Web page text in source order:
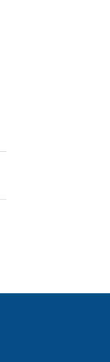
LNK